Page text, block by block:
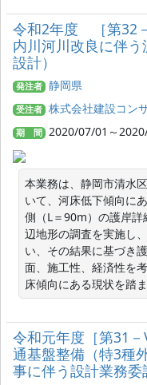
令和2年度 ［第32
内川河川改良に伴
設計）
発注者 静岡県
受注者 株式会社建設コン
期 間 2020/07/01～
本業務は、静岡市清水
いて、河床低下傾向に
側（L＝90m）の護岸
辺地形の調査を実施し
い、その結果に基づき
面、施工性、経済性を
床傾向にある現状を踏
令和元年度［第31
通基盤整備（特3種
事に伴う設計業務委